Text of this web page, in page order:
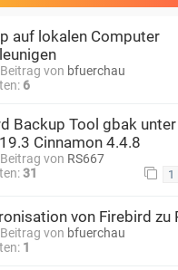
auf lokalen Computer
von bfuerchau
6
Backup Tool gbak
Cinnamon 4.4.8
von RS667
31 1
von Firebird zu
von bfuerchau
1